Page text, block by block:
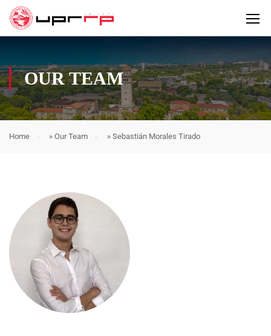
OUR TEAM
Home » Our Team » Sebastián Morales Tirado